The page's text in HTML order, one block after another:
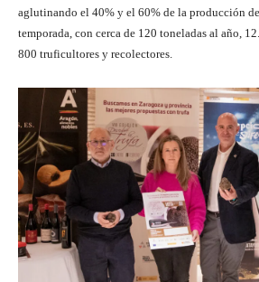
aglutinando el 40% y el 60% de la producción
temporada, con cerca de 120 toneladas al año,
800 truficultores y recolectores.